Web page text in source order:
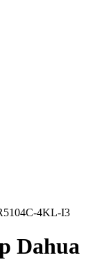
4KL-I3
Dahua